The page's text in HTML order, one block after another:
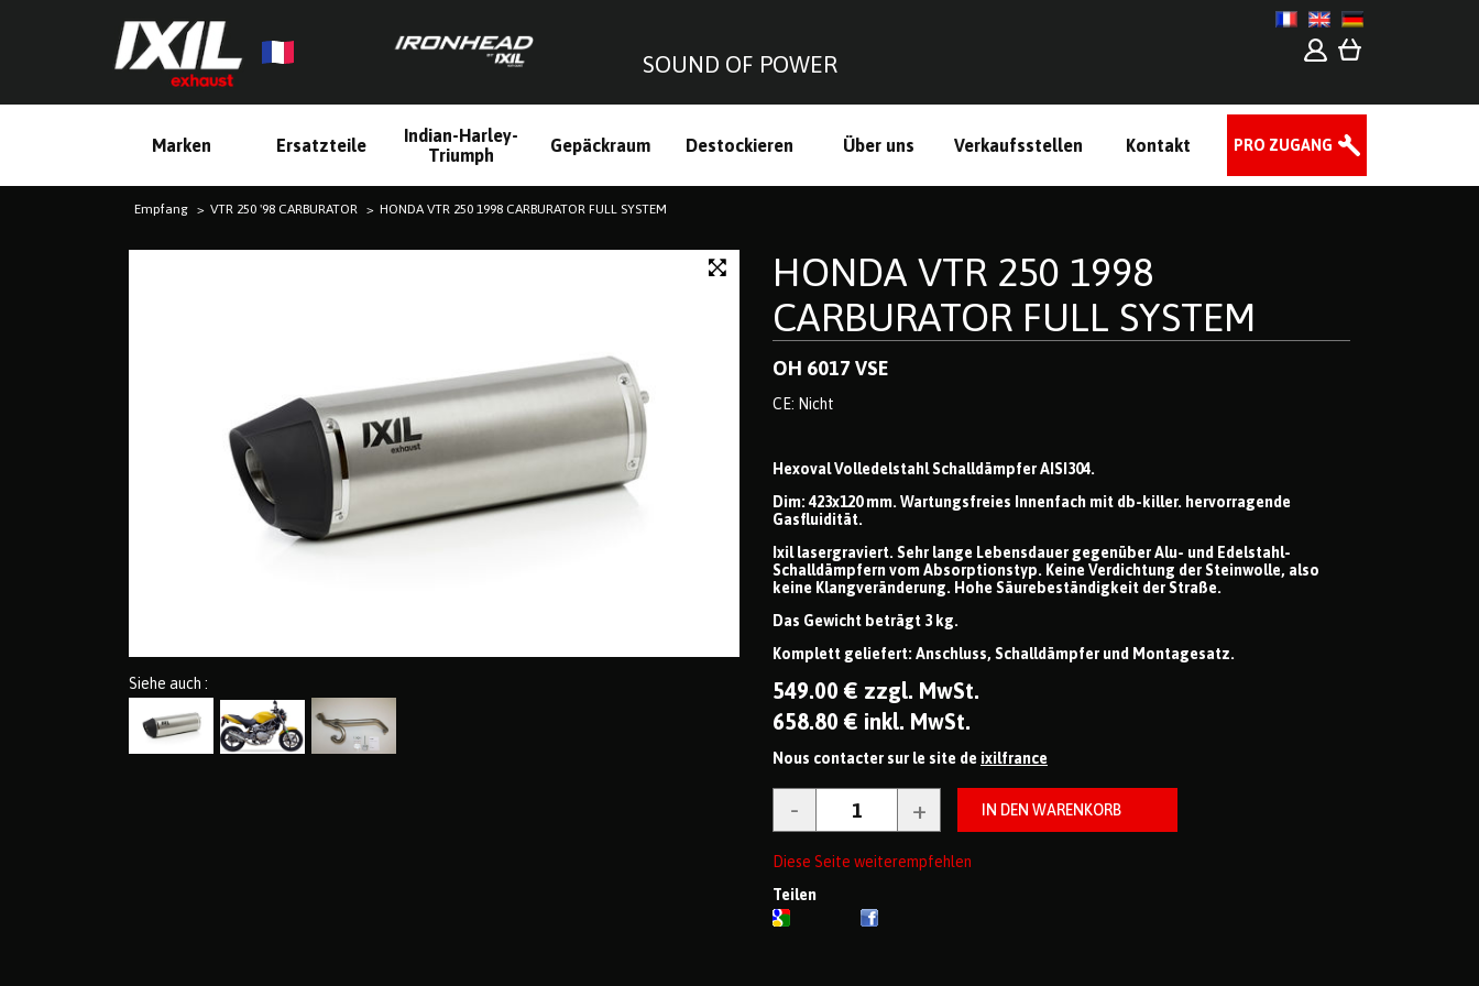
SOUND OF POWER
Marken Ersatzteile
Indian-Harley-
Triumph
Gepäckraum Destockieren Über uns Verkaufsstellen Kontakt PRO ZUGANG
Empfang VTR 250 '98 CARBURATOR HONDA VTR 250 1998 CARBURATOR FULL SYSTEM
Siehe auch :
HONDA VTR 250 1998
CARBURATOR FULL SYSTEM
OH 6017 VSE
CE: Nicht
Hexoval Volledelstahl Schalldämpfer AISI304.
Dim: 423x120 mm. Wartungsfreies Innenfach mit db-killer. hervorragende
Gasfluidität.
Ixil lasergraviert. Sehr lange Lebensdauer gegenüber Alu- und Edelstahl-
Schalldämpfern vom Absorptionstyp. Keine Verdichtung der Steinwolle, also
keine Klangveränderung. Hohe Säurebeständigkeit der Straße.
Das Gewicht beträgt 3 kg.
Komplett geliefert: Anschluss, Schalldämpfer und Montagesatz.
549.00 € zzgl. MwSt.
658.80 € inkl. MwSt.
Nous contacter sur le site de ixilfrance
Diese Seite weiterempfehlen
Teilen